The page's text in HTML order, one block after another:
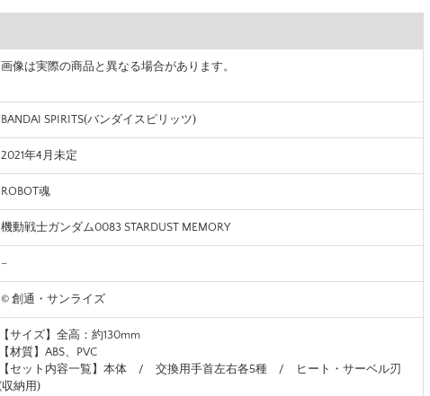
画像は実際の商品と異なる場合があります。
BANDAI SPIRITS(バンダイスピリッツ)
2021年4月未定
ROBOT魂
機動戦士ガンダム0083 STARDUST MEMORY
–
© 創通・サンライズ
【サイズ】全高：約130mm
【材質】ABS、PVC
【セット内容一覧】本体 / 交換用手首左右各5種 / ヒート・サーベル刃
収納用)